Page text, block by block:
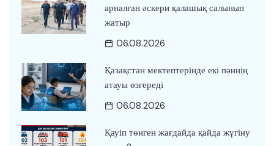
арналған әскери қалашық салынып
жатыр
06.08.2026
Қазақстан мектептерінде екі пәннің
атауы өзгереді
06.08.2026
Қауіп төнген жағдайда қайда жүгіну